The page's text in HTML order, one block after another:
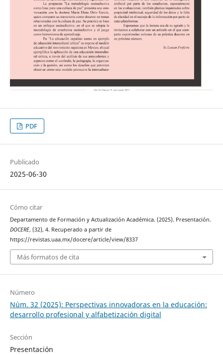
PDF
Publicado
2025-06-30
Cómo citar
Departamento de Formación y Actualización Académica. (2025). Presentación.
DOCERE, (32), 4. Recuperado a partir de
https://revistas.uaa.mx/docere/article/view/8337
Más formatos de cita
Número
Núm. 32 (2025): Perspectivas innovadoras en la educación:
desarrollo profesional y alfabetización digital
Sección
Presentación